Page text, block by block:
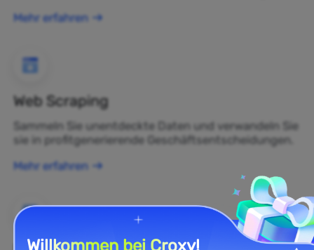
Mehr erfahren
Web Scraping
Sammeln Sie unentdeckte Daten und verwandeln Sie
sie in profitgenerierende Geschäftsentscheidungen.
Mehr erfahren
Willkommen bei Croxy!